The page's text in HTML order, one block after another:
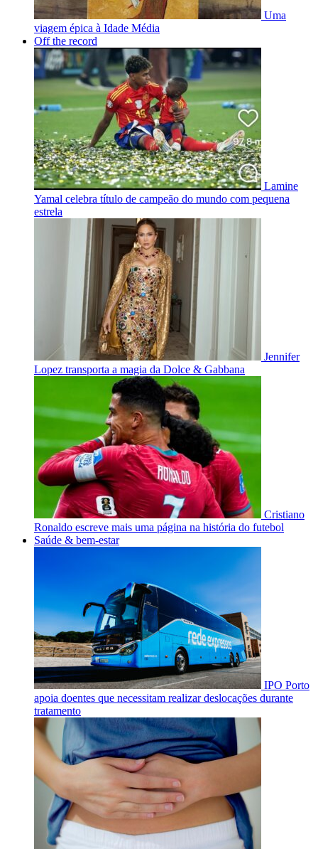
Uma
viagem épica à Idade Média
Off the record
Lamine
Yamal celebra título de campeão do mundo com pequena
estrela
Jennifer
Lopez transporta a magia da Dolce & Gabbana
Cristiano
Ronaldo escreve mais uma página na história do futebol
Saúde & bem-estar
IPO Porto
apoia doentes que necessitam realizar deslocações durante
tratamento